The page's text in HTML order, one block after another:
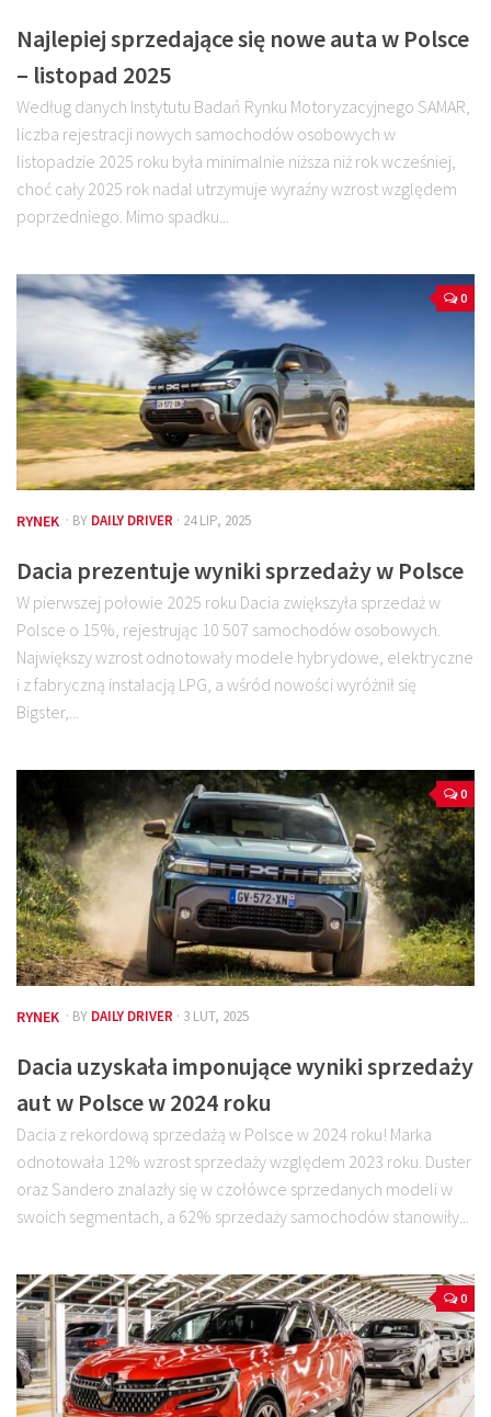
Najlepiej sprzedające się nowe auta w Polsce
– listopad 2025
Według danych Instytutu Badań Rynku Motoryzacyjnego SAMAR,
liczba rejestracji nowych samochodów osobowych w
listopadzie 2025 roku była minimalnie niższa niż rok wcześniej,
choć cały 2025 rok nadal utrzymuje wyraźny wzrost względem
poprzedniego. Mimo spadku...
0
RYNEK · BY DAILY DRIVER · 24 LIP, 2025
Dacia prezentuje wyniki sprzedaży w Polsce
W pierwszej połowie 2025 roku Dacia zwiększyła sprzedaż w
Polsce o 15%, rejestrując 10 507 samochodów osobowych.
Największy wzrost odnotowały modele hybrydowe, elektryczne
i z fabryczną instalacją LPG, a wśród nowości wyróżnił się
Bigster,...
0
RYNEK · BY DAILY DRIVER · 3 LUT, 2025
Dacia uzyskała imponujące wyniki sprzedaży
aut w Polsce w 2024 roku
Dacia z rekordową sprzedażą w Polsce w 2024 roku! Marka
odnotowała 12% wzrost sprzedaży względem 2023 roku. Duster
oraz Sandero znalazły się w czołówce sprzedanych modeli w
swoich segmentach, a 62% sprzedaży samochodów stanowiły...
0